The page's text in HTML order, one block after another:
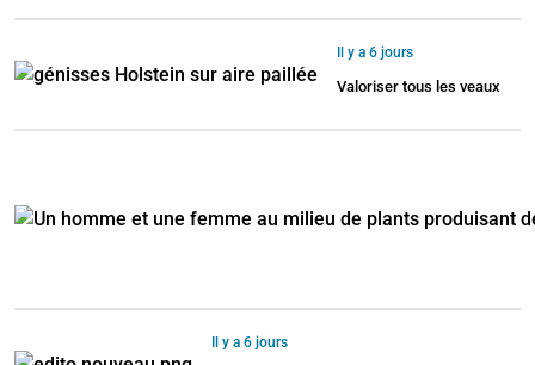
Il y a 6 jours
Valoriser tous les veaux
Il y a 6 jours